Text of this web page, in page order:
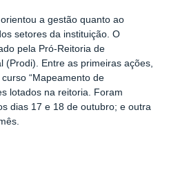
a gestão quanto ao
setores da instituição. O
pela Pró-Reitoria de
(Prodi). Entre as primeiras ações,
“Mapeamento de
lotados na reitoria. Foram
dias 17 e 18 de outubro; e outra